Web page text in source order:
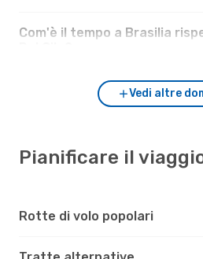
Com'è il tempo a Brasilia
Vedi altre
Pianificare il
Rotte di volo popolari